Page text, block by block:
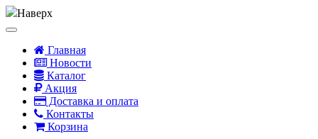
Наверх
Главная
Новости
Каталог
Акция
Доставка и оплата
Контакты
Корзина